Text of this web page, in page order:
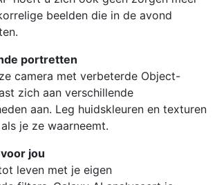
beelden die in de avond
portretten
camera met verbeterde Object-
zich aan verschillende
aan. Leg huidskleuren en texturen
je ze waarneemt.
jou
leven met je eigen